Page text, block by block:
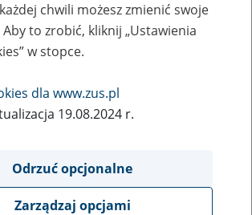
do siebie - zakładanie profili
Twojej firmy
chwili możesz zmienić swoje
to zrobić, kliknij „Ustawienia
w stopce.
dla www.zus.pl
19.08.2024 r.
Odrzuć opcjonalne
Zarządzaj opcjami